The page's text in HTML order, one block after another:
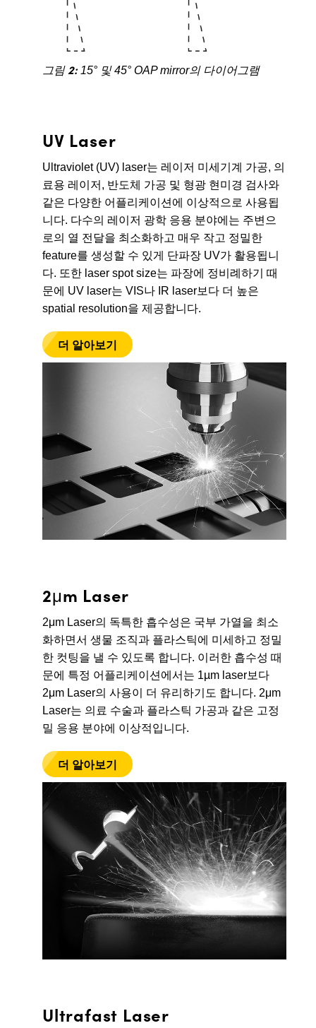
그림 2:15° 및 45° OAP mirror의 다이어그램
UV Laser
Ultraviolet (UV) laser는 레이저 미세기계 가공, 의
료용 레이저, 반도체 가공 및 형광 현미경 검사와
같은 다양한 어플리케이션에 이상적으로 사용됩
니다. 다수의 레이저 광학 응용 분야에는 주변으
로의 열 전달을 최소화하고 매우 작고 정밀한
feature를 생성할 수 있게 단파장 UV가 활용됩니
다. 또한 laser spot size는 파장에 정비례하기 때
문에 UV laser는 VIS나 IR laser보다 더 높은
spatial resolution을 제공합니다.
더 알아보기
2μm Laser
2μm Laser의 독특한 흡수성은 국부 가열을 최소
화하면서 생물 조직과 플라스틱에 미세하고 정밀
한 컷팅을 낼 수 있도록 합니다. 이러한 흡수성 때
문에 특정 어플리케이션에서는 1µm laser보다
2μm Laser의 사용이 더 유리하기도 합니다. 2μm
Laser는 의료 수술과 플라스틱 가공과 같은 고정
밀 응용 분야에 이상적입니다.
더 알아보기
Ultrafast Laser